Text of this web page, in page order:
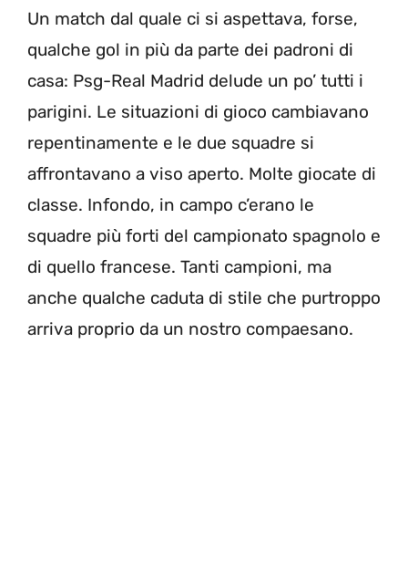
Un match dal quale ci si aspettava, forse,
qualche gol in più da parte dei padroni di
casa: Psg-Real Madrid delude un po’ tutti i
parigini. Le situazioni di gioco cambiavano
repentinamente e le due squadre si
affrontavano a viso aperto. Molte giocate di
classe. Infondo, in campo c’erano le
squadre più forti del campionato spagnolo e
di quello francese. Tanti campioni, ma
anche qualche caduta di stile che purtroppo
arriva proprio da un nostro compaesano.